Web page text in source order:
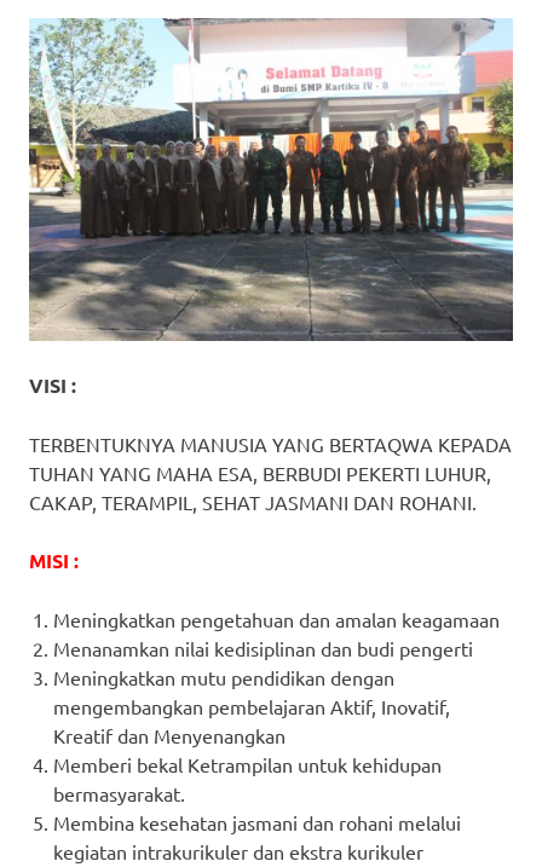
VISI :
TERBENTUKNYA MANUSIA YANG BERTAQWA KEPADA
TUHAN YANG MAHA ESA, BERBUDI PEKERTI LUHUR,
CAKAP, TERAMPIL, SEHAT JASMANI DAN ROHANI.
MISI :
Meningkatkan pengetahuan dan amalan keagamaan
Menanamkan nilai kedisiplinan dan budi pengerti
Meningkatkan mutu pendidikan dengan
mengembangkan pembelajaran Aktif, Inovatif,
Kreatif dan Menyenangkan
Memberi bekal Ketrampilan untuk kehidupan
bermasyarakat.
Membina kesehatan jasmani dan rohani melalui
kegiatan intrakurikuler dan ekstra kurikuler